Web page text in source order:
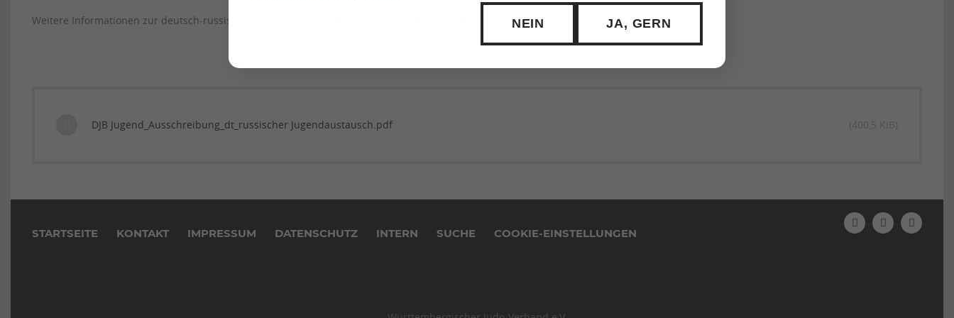
Weitere Informationen zur deutsch-russischen Partnertagung 2021 sind der beigefügten Ausschreibung zu entnehmen.
DJB Jugend_Ausschreibung_dt_russischer Jugendaustausch.pdf (400,5 KiB)
STARTSEITE KONTAKT IMPRESSUM DATENSCHUTZ INTERN SUCHE COOKIE-EINSTELLUNGEN
NEIN JA, GERN